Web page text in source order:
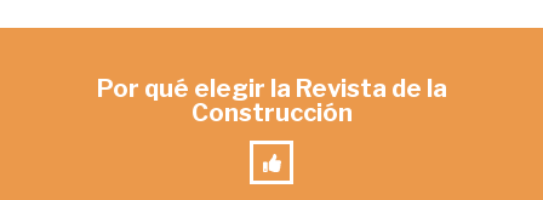
Por qué elegir la Revista de la
Construcción